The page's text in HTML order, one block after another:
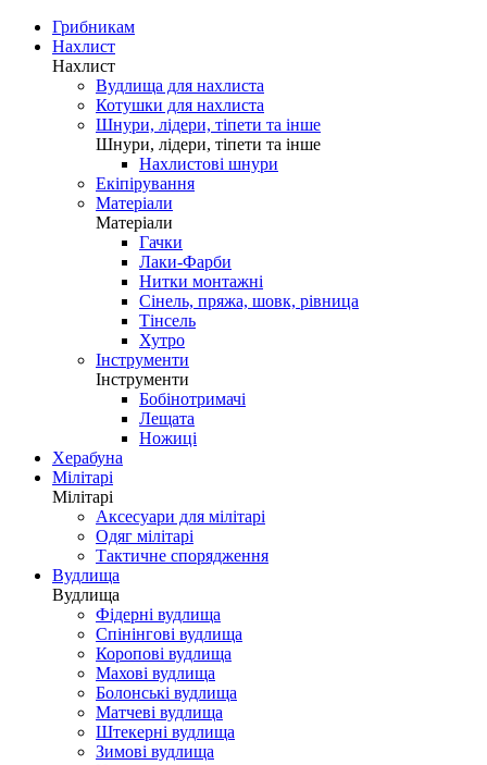
Грибникам
Нахлист
Нахлист
Вудлища для нахлиста
Котушки для нахлиста
Шнури, лідери, тіпети та інше
Шнури, лідери, тіпети та інше
Нахлистові шнури
Екіпірування
Матеріали
Матеріали
Гачки
Лаки-Фарби
Нитки монтажні
Сінель, пряжа, шовк, рівница
Тінсель
Хутро
Інструменти
Інструменти
Бобінотримачі
Лещата
Ножиці
Херабуна
Мілітарі
Мілітарі
Аксесуари для мілітарі
Одяг мілітарі
Тактичне спорядження
Вудлища
Вудлища
Фідерні вудлища
Спінінгові вудлища
Коропові вудлища
Махові вудлища
Болонські вудлища
Матчеві вудлища
Штекерні вудлища
Зимові вудлища